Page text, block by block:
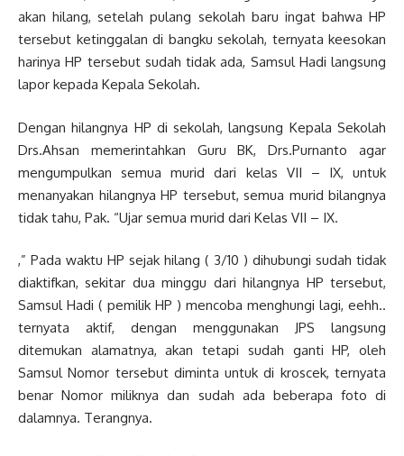
akan hilang, setelah pulang sekolah baru ingat bahwa HP
tersebut ketinggalan di bangku sekolah, ternyata keesokan
harinya HP tersebut sudah tidak ada, Samsul Hadi langsung
lapor kepada Kepala Sekolah.
Dengan hilangnya HP di sekolah, langsung Kepala Sekolah
Drs.Ahsan memerintahkan Guru BK, Drs.Purnanto agar
mengumpulkan semua murid dari kelas VII – IX, untuk
menanyakan hilangnya HP tersebut, semua murid bilangnya
tidak tahu, Pak. “Ujar semua murid dari Kelas VII – IX.
,” Pada waktu HP sejak hilang ( 3/10 ) dihubungi sudah tidak
diaktifkan, sekitar dua minggu dari hilangnya HP tersebut,
Samsul Hadi ( pemilik HP ) mencoba menghungi lagi, eehh..
ternyata aktif, dengan menggunakan JPS langsung
ditemukan alamatnya, akan tetapi sudah ganti HP, oleh
Samsul Nomor tersebut diminta untuk di kroscek, ternyata
benar Nomor miliknya dan sudah ada beberapa foto di
dalamnya. Terangnya.